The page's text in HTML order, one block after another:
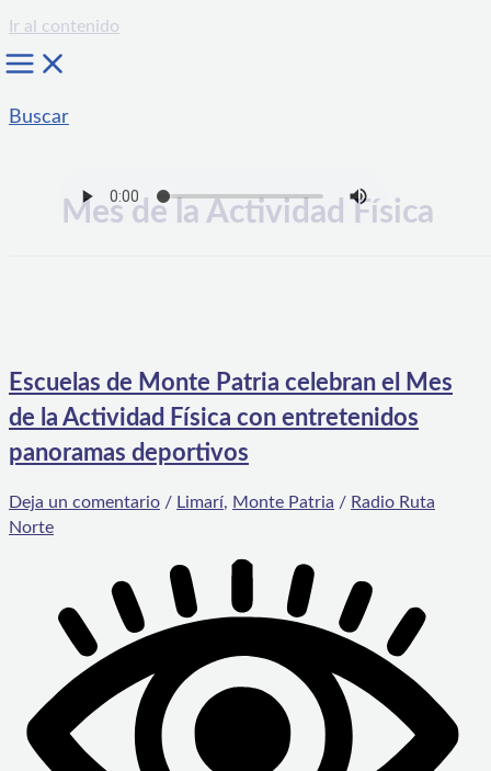
Ir al contenido
Buscar
Mes de la Actividad Física
Escuelas de Monte Patria celebran el Mes
de la Actividad Física con entretenidos
panoramas deportivos
Deja un comentario / Limarí, Monte Patria / Radio Ruta
Norte